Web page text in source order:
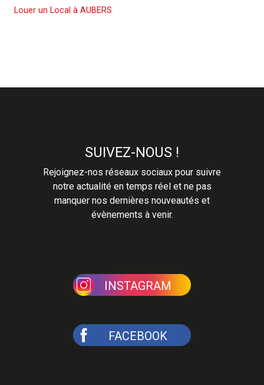
Louer un Local à AUBERS
SUIVEZ-NOUS !
Rejoignez-nos réseaux sociaux pour suivre
notre actualité en temps réel et ne pas
manquer nos dernières nouveautés et
évènements à venir.
INSTAGRAM
FACEBOOK